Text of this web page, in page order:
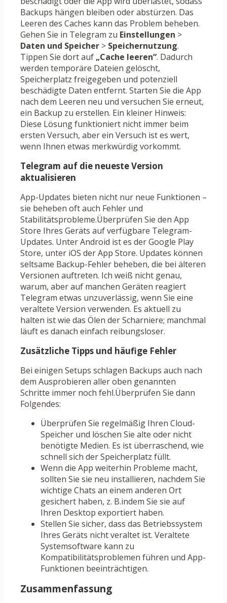
Backups hängen bleiben oder abstürzen. Das
Leeren des Caches kann das Problem beheben.
Gehen Sie in Telegram zu Einstellungen >
Daten und Speicher > Speichernutzung.
Tippen Sie dort auf „Cache leeren“. Dadurch
werden temporäre Dateien gelöscht,
Speicherplatz freigegeben und potenziell
beschädigte Daten entfernt. Starten Sie die App
nach dem Leeren neu und versuchen Sie erneut,
ein Backup zu erstellen. Ein kleiner Hinweis:
Diese Lösung funktioniert nicht immer beim
ersten Versuch, aber ein Versuch ist es wert,
wenn Ihnen etwas merkwürdig vorkommt.
Telegram auf die neueste Version
aktualisieren
App-Updates bieten nicht nur neue Funktionen –
sie beheben oft auch Fehler und
Stabilitätsprobleme.Überprüfen Sie den App
Store Ihres Geräts auf verfügbare Telegram-
Updates. Unter Android ist es der Google Play
Store, unter iOS der App Store. Updates können
seltsame Backup-Fehler beheben, die bei älteren
Versionen auftreten. Ich weiß nicht genau,
warum, aber auf manchen Geräten reagiert
Telegram etwas unzuverlässig, wenn Sie eine
veraltete Version verwenden. Es aktuell zu
halten ist wie das Ölen der Scharniere; manchmal
läuft es danach einfach reibungsloser.
Zusätzliche Tipps und häufige Fehler
Bei einigen Setups schlagen Backups auch nach
dem Ausprobieren aller oben genannten
Schritte immer noch fehl.Überprüfen Sie dann
Folgendes:
Überprüfen Sie regelmäßig Ihren Cloud-
Speicher und löschen Sie alte oder nicht
benötigte Medien. Es ist überraschend, wie
schnell sich der Speicherplatz füllt.
Wenn die App weiterhin Probleme macht,
sollten Sie sie neu installieren, nachdem Sie
wichtige Chats an einem anderen Ort
gesichert haben, z. B.indem Sie sie auf
Ihren Desktop exportiert haben.
Stellen Sie sicher, dass das Betriebssystem
Ihres Geräts nicht veraltet ist. Veraltete
Systemsoftware kann zu
Kompatibilitätsproblemen führen und App-
Funktionen beeinträchtigen.
Zusammenfassung